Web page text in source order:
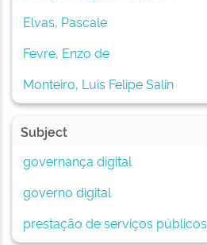
Elvas, Pascale
Fevre, Enzo de
Monteiro, Luis Felipe Salin
Subject
governança digital
governo digital
prestação de serviços públicos